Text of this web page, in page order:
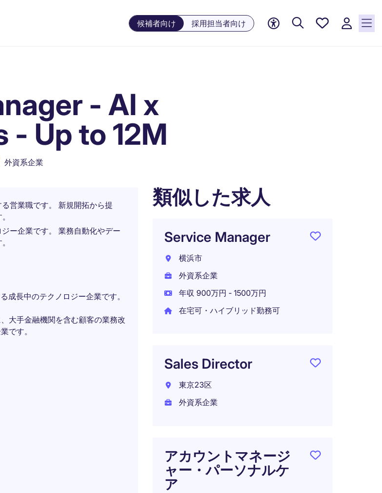
候補者向け 採用担当者向け
お気に
- AI x
- Up to 12M
外資系企業
営業職です。 新規開拓から提
ー企業です。 業務自動化やデー
成長中のテクノロジー企業です。
大手金融機関を含む顧客の業務改
です。
類似した求人
Service Manager
横浜市
外資系企業
年収 900万円 - 1500万円
在宅可・ハイブリッド勤務可
Sales Director
東京23区
外資系企業
アカウントマネージ
ャー・パーソナルケ
ア